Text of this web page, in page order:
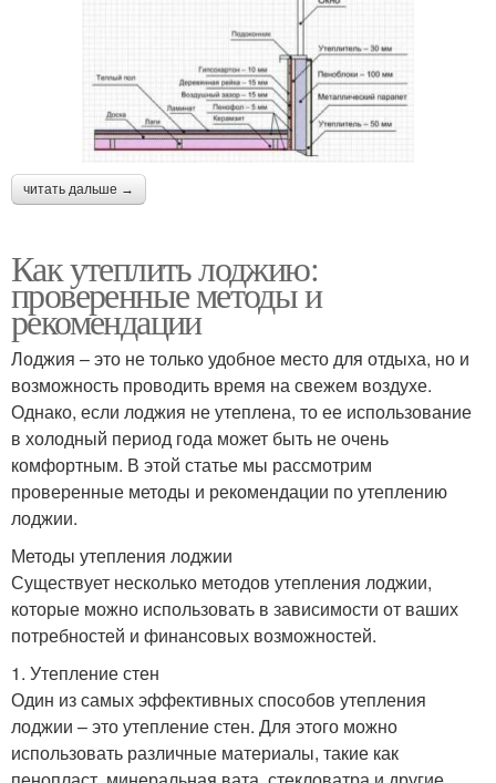
читать дальше →
Как утеплить лоджию:
проверенные методы и
рекомендации
Лоджия – это не только удобное место для отдыха, но и
возможность проводить время на свежем воздухе.
Однако, если лоджия не утеплена, то ее использование
в холодный период года может быть не очень
комфортным. В этой статье мы рассмотрим
проверенные методы и рекомендации по утеплению
лоджии.
Методы утепления лоджии
Существует несколько методов утепления лоджии,
которые можно использовать в зависимости от ваших
потребностей и финансовых возможностей.
1. Утепление стен
Один из самых эффективных способов утепления
лоджии – это утепление стен. Для этого можно
использовать различные материалы, такие как